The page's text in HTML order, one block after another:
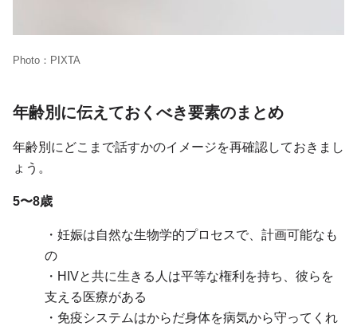
Photo：PIXTA
年齢別に伝えておくべき要素のまとめ
年齢別にどこまで話すかのイメージを再確認しておきまし
ょう。
5〜8歳
・妊娠は自然な生物学的プロセスで、計画可能なも
の
・HIVと共に生きる人は平等な権利を持ち、彼らを
支える医療がある
・免疫システムはからだ身体を病気から守ってくれ